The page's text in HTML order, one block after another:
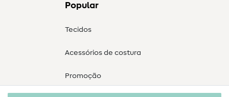
Popular
Tecidos
Acessórios de costura
Promoção